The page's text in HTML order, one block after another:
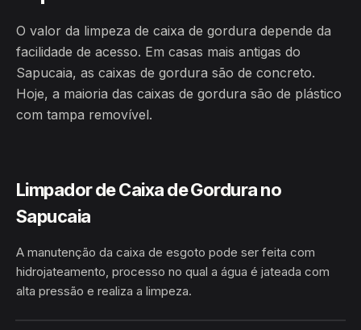
O valor da limpeza de caixa de gordura depende da
facilidade de acesso. Em casas mais antigas do
Sapucaia, as caixas de gordura são de concreto.
Hoje, a maioria das caixas de gordura são de plástico
com tampa removível.
Limpador de Caixa de Gordura no
Sapucaia
A manutenção da caixa de esgoto pode ser feita com
hidrojateamento, processo no qual a água é jateada com
alta pressão e realiza a limpeza.
HIDROJATEAMENTO SAPUCAIA · CRUZ DAS ALMAS/BA